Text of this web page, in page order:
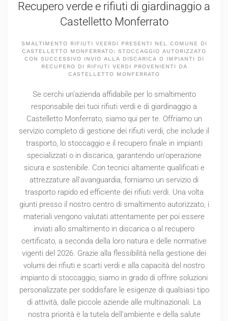
Recupero verde e rifiuti di giardinaggio a
Castelletto Monferrato
SMALTIMENTO RIFIUTI VEERDI PRESENTI NEL COMUNE DI
CASTELLETTO MONFERRATO: STOCCAGGIO AUTORIZZATO
CON SUCCESSIVO INVIO ALLA DISCARICA O IMPIANTI DI
RECUPERO DI RIFIUTI VERDI PROVENIENTI DA
CASTELLETTO MONFERRATO
Se cerchi un'azienda affidabile per lo smaltimento
responsabile dei tuoi rifiuti verdi e di giardinaggio a
Castelletto Monferrato, siamo qui per te. Offriamo un
servizio completo di gestione dei rifiuti verdi, che include il
trasporto, lo stoccaggio e il recupero finale in impianti
specializzati o in discarica, garantendo un'operazione
sicura e sostenibile. Con tecnici altamente qualificati e
attrezzature all'avanguardia, forniamo un servizio di
trasporto rapido ed efficiente dei rifiuti verdi. Una volta
giunti presso il nostro centro di smaltimento autorizzato, i
materiali vengono valutati attentamente per poi essere
inviati allo smaltimento in discarica o al recupero
certificato, a seconda della loro natura e delle normative
vigenti del 2026. Grazie alla flessibilità nella gestione dei
volumi dei rifiuti e scarti verdi e alla capacità del nostro
impianto di stoccaggio, siamo in grado di offrire soluzioni
personalizzate per soddisfare le esigenze di qualsiasi tipo
di attività, dalle piccole aziende alle multinazionali. La
nostra priorità è la tutela dell'ambiente e della salute